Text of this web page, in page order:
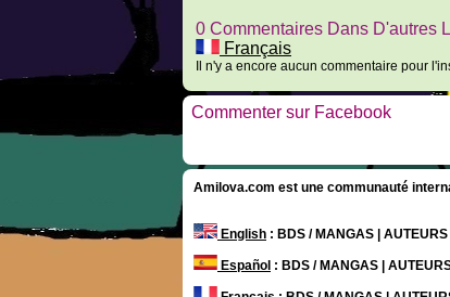
0 Commentaires Dans D'autres
Français
Il n'y a encore aucun commentaire pour
Commenter sur Facebook
Amilova.com est une communauté
English : BDS / MANGAS |
Español : BDS / MANGAS |